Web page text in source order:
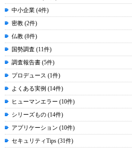
中小企業 (4件)
密教 (2件)
仏教 (8件)
国勢調査 (11件)
調査報告書 (5件)
プロデュース (1件)
よくある実例 (14件)
ヒューマンエラー (10件)
シリーズもの (14件)
アプリケーション (10件)
セキュリティTips (31件)